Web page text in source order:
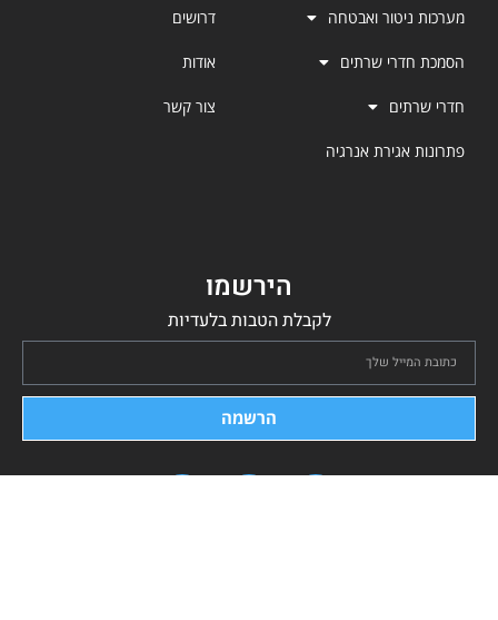
מערכות ניטור ואבטחה
הסמכת חדרי שרתים
חדרי שרתים
פתרונות אגירת אנרגיה
דרושים
אודות
צור קשר
הירשמו
לקבלת הטבות בלעדיות
הרשמה